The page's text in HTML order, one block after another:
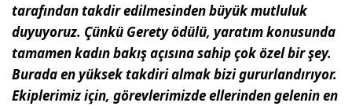
tarafından takdir edilmesinden büyük mutluluk
duyuyoruz. Çünkü Gerety ödülü, yaratım konusunda
tamamen kadın bakış açısına sahip çok özel bir şey.
Burada en yüksek takdiri almak bizi gururlandırıyor.
Ekiplerimiz için, görevlerimizde ellerinden gelenin en